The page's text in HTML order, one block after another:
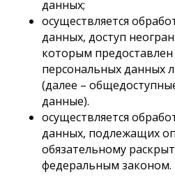
данных;
осуществляется
данных, доступ
которым предоставлен
персональных данных
(далее –
данные).
осуществляется
данных, подлежащих
обязательному
федеральным законом.